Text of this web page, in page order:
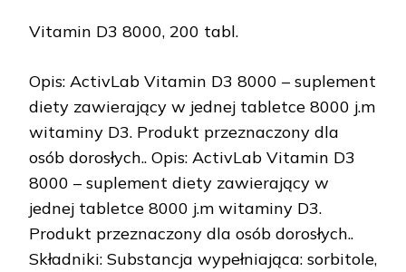
Vitamin D3 8000, 200 tabl.
Opis: ActivLab Vitamin D3 8000 – suplement
diety zawierający w jednej tabletce 8000 j.m
witaminy D3. Produkt przeznaczony dla
osób dorosłych.. Opis: ActivLab Vitamin D3
8000 – suplement diety zawierający w
jednej tabletce 8000 j.m witaminy D3.
Produkt przeznaczony dla osób dorosłych..
Składniki: Substancja wypełniająca: sorbitole,